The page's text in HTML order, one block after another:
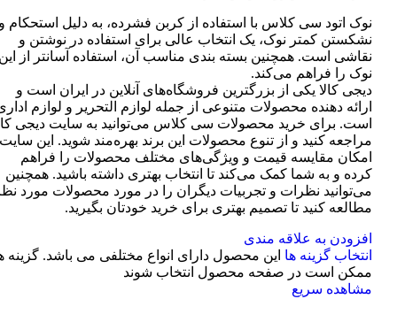
نوک اتود سی کلاس با استفاده از کربن فشرده، به دلیل استحکام
نشکستن کمتر نوک، یک انتخاب عالی برای استفاده در نوشتن و
نقاشی است. همچنین بسته بندی مناسب آن، استفاده آسانتر از
نوک را فراهم می‌کند.
دیجی کالا یکی از بزرگترین فروشگاه‌های آنلاین در ایران است و
ارائه دهنده محصولات متنوعی از جمله لوازم التحریر و لوازم
است. برای خرید محصولات سی کلاس می‌توانید به سایت دیجی
مراجعه کنید و از تنوع محصولات این برند بهره‌مند شوید. این سایت
امکان مقایسه قیمت و ویژگی‌های مختلف محصولات را فراهم
کرده و به شما کمک می‌کند تا انتخاب بهتری داشته باشید. همچنین
می‌توانید نظرات و تجربیات دیگران را در مورد محصولات مورد
مطالعه کنید تا تصمیم بهتری برای خرید خودتان بگیرید.
افزودن به علاقه مندی
انتخاب گزینه ها این محصول دارای انواع مختلفی می باشد. گزینه
ممکن است در صفحه محصول انتخاب شوند
مشاهده سریع